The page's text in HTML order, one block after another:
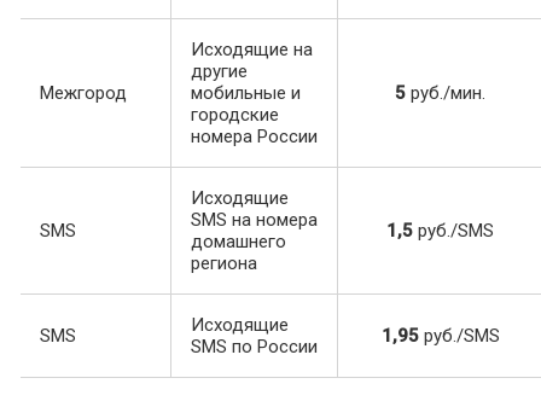
Межгород
Исходящие на
другие
мобильные и
городские
номера России
5 руб./мин.
SMS
Исходящие
SMS на номера
домашнего
региона
1,5 руб./SMS
SMS
Исходящие
SMS по России
1,95руб./SMS